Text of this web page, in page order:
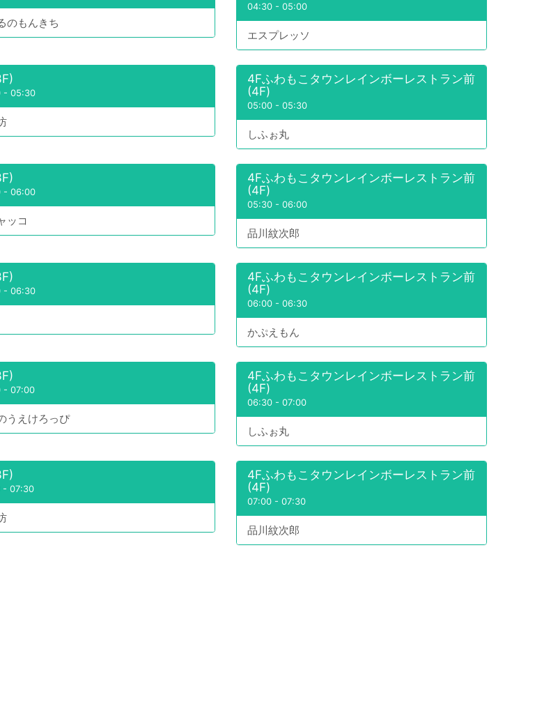
のもんきち
04:30- 05:00
エスプレッソ
- 05:30
4Fふわもこタウンレインボーレストラン前
(4F)
05:00- 05:30
しふぉ丸
- 06:00
ッコ
4Fふわもこタウンレインボーレストラン前
(4F)
05:30- 06:00
品川紋次郎
- 06:30
4Fふわもこタウンレインボーレストラン前
(4F)
06:00- 06:30
かぷえもん
- 07:00
うえけろっぴ
4Fふわもこタウンレインボーレストラン前
(4F)
06:30- 07:00
しふぉ丸
- 07:30
4Fふわもこタウンレインボーレストラン前
(4F)
07:00- 07:30
品川紋次郎